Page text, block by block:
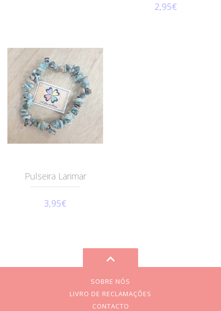
2,95€
Pulseira Larimar
3,95€
SOBRE NÓS
LIVRO DE RECLAMAÇÕES
CONTACTO